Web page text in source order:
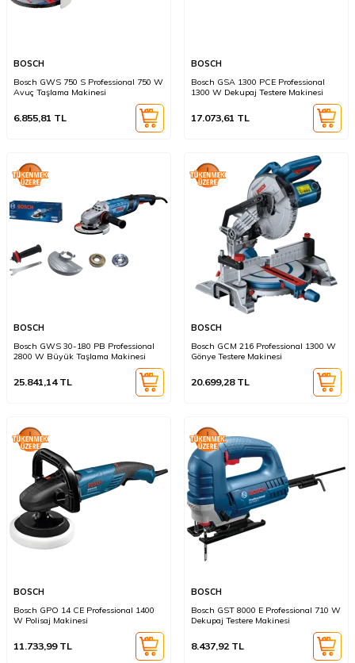
BOSCH
Bosch GWS 750 S Professional 750 W
Avuç Taşlama Makinesi
6.855,81 TL
BOSCH
Bosch GSA 1300 PCE Professional
1300 W Dekupaj Testere Makinesi
17.073,61 TL
BOSCH
Bosch GWS 30-180 PB Professional
2800 W Büyük Taşlama Makinesi
25.841,14TL
BOSCH
Bosch GCM 216 Professional 1300 W
Gönye Testere Makinesi
20.699,28TL
BOSCH
Bosch GPO 14 CE Professional 1400
W Polisaj Makinesi
11.733,99TL
BOSCH
Bosch GST 8000 E Professional 710 W
Dekupaj Testere Makinesi
8.437,92 TL